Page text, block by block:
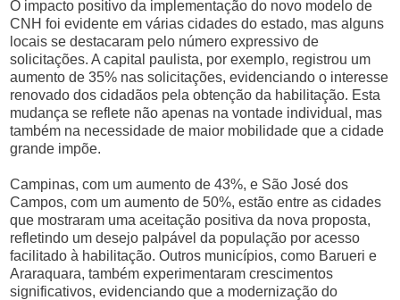
O impacto positivo da implementação do novo modelo de
CNH foi evidente em várias cidades do estado, mas alguns
locais se destacaram pelo número expressivo de
solicitações. A capital paulista, por exemplo, registrou um
aumento de 35% nas solicitações, evidenciando o interesse
renovado dos cidadãos pela obtenção da habilitação. Esta
mudança se reflete não apenas na vontade individual, mas
também na necessidade de maior mobilidade que a cidade
grande impõe.
Campinas, com um aumento de 43%, e São José dos
Campos, com um aumento de 50%, estão entre as cidades
que mostraram uma aceitação positiva da nova proposta,
refletindo um desejo palpável da população por acesso
facilitado à habilitação. Outros municípios, como Barueri e
Araraquara, também experimentaram crescimentos
significativos, evidenciando que a modernização do